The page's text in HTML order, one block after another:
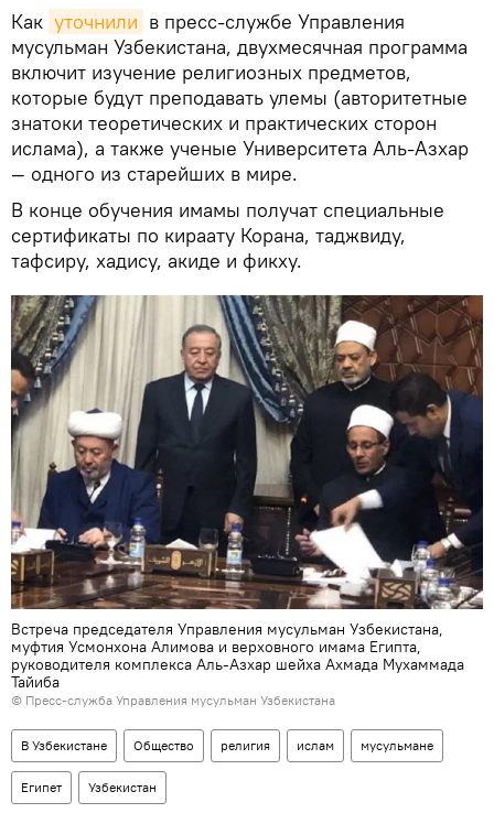
Как уточнили в пресс-службе Управления
мусульман Узбекистана, двухмесячная программа
включит изучение религиозных предметов,
которые будут преподавать улемы (авторитетные
знатоки теоретических и практических сторон
ислама), а также ученые Университета Аль-Азхар
— одного из старейших в мире.
В конце обучения имамы получат специальные
сертификаты по кираату Корана, таджвиду,
тафсиру, хадису, акиде и фикху.
Встреча председателя Управления мусульман Узбекистана,
муфтия Усмонхона Алимова и верховного имама Египта,
руководителя комплекса Аль-Азхар шейха Ахмада Мухаммада
Тайиба
© Пресс-служба Управления мусульман Узбекистана
В Узбекистане Общество религия ислам мусульмане
Египет Узбекистан